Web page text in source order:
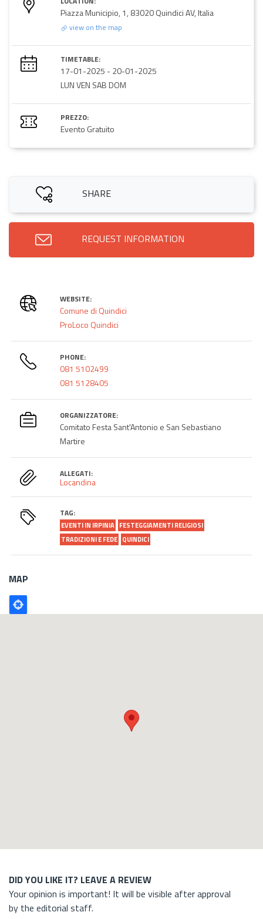
Piazza Municipio, 1, 83020 Quindici AV, Italia
view on the map
TIMETABLE:
17-01-2025 -20-01-2025
LUN VEN SAB DOM
PREZZO:
Evento Gratuito
SHARE
REQUEST INFORMATION
WEBSITE:
Comune di Quindici
ProLoco Quindici
PHONE:
081 5102499
081 5128405
ORGANIZZATORE:
Comitato Festa Sant'Antonio e San Sebastiano
Martire
ALLEGATI:
Locandina
TAG:
EVENTI IN IRPINIA FESTEGGIAMENTI RELIGIOSI
TRADIZIONI E FEDE QUINDICI
MAP
Poligono
GEO
DID YOU LIKE IT? LEAVE A REVIEW
Your opinion is important! It will be visible after approval
by the editorial staff.